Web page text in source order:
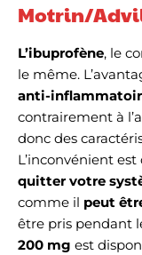
Motrin/
L’ibuprofène, le
le même.
anti-
contrairement à
donc des
L’inconvénient
quitter votre
comme il peut
être pris pendant
200 mg est